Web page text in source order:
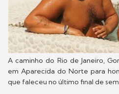
A caminho do Rio de Janeiro,
em Aparecida do Norte para
que faleceu no último final de